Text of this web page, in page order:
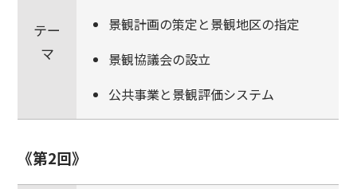
テー
マ
景観計画の策定と景観地区の指定
景観協議会の設立
公共事業と景観評価システム
《第2回》